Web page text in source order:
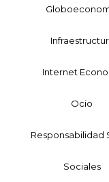
Internet
Ocio
Responsabilidad
Sociales